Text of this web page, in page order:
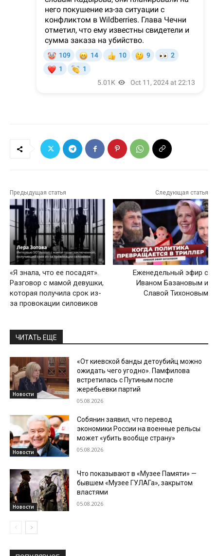
Предыдущая статья
«Я знала, что ее посадят».
Разговор с мамой девушки,
которая получила срок из-
за провокации силовиков
Следующая статья
Еженедельный эфир с
Иваном Базановым и
Славой Тихоновым
ЧИТАТЬ ЕЩЕ
Новости
«От киевской банды детоубийц можно
ожидать чего угодно». Памфилова
встретилась с Путиным после
жеребьевки партий
05.08.2026
Новости
Собянин заявил, что перевод
экономики России на военные рельсы
может «убить вообще страну»
05.08.2026
Новости
Что показывают в «Музее Памяти» —
бывшем «Музее ГУЛАГа», закрытом
властями
05.08.2026